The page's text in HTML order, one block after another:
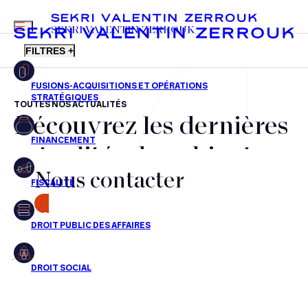
FR EN
MENU
SEKRI VALENTIN ZERROUK
FILTRES +
Fusions-acquisitions et opérations stratégiques
Financement
Fiscalité
Droit public des affaires
Droit social
TOUTES NOS ACTUALITÉS
Découvrez les dernières
actualités du cabinet,
nos récompenses et nos
transactions, jour après
jour
Nous contacter